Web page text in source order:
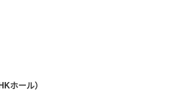
ホール）